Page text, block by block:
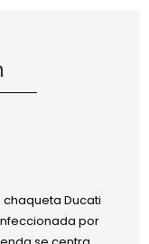
Ducati
por